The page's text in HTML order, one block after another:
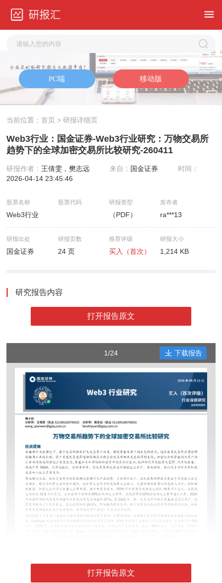
当前位置：首页 > 研报详细页
Web3行业：国金证券-Web3行业研究：万物交易所
趋势下的全球加密交易所比较研究-260411
研报作者： 王倩雯，樊志远 来自： 国金证券
时间：
2026-04-14 23:45:46
股票名称
Web3行业
股票代码 研报类型
（PDF）
发布者
ra***13
研报出处
国金证券
研报页数
24 页
推荐评级
买入（首次）
研报大小
1,214 KB
研究报告内容
打开报告原文
1/24 下载报告
打开报告原文